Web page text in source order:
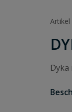
Artikel